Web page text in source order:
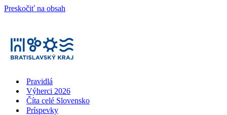
Preskočiť na obsah
Pravidlá
Výherci 2026
Číta celé Slovensko
Príspevky